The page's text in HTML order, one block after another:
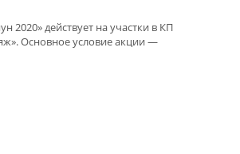
2020» действует на участки в КП
Основное условие акции —